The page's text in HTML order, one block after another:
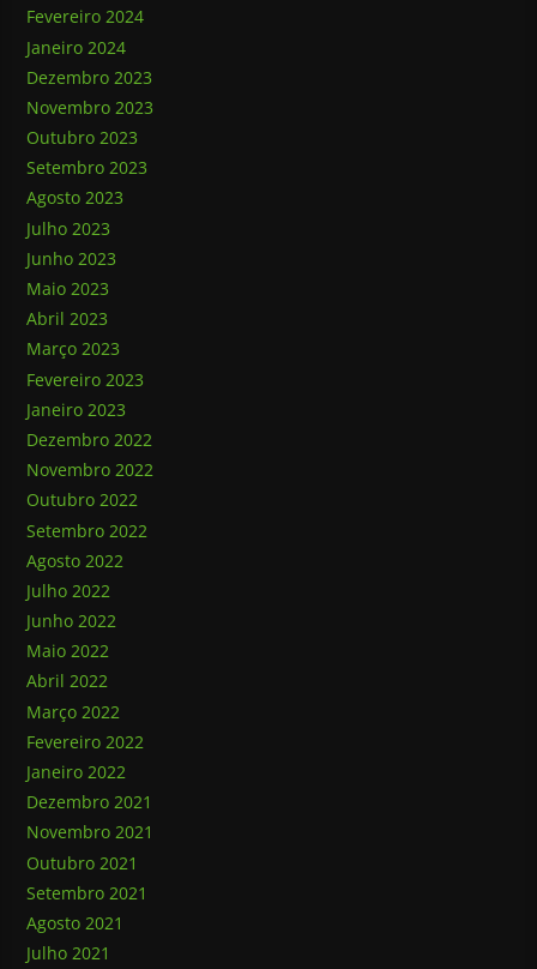
Fevereiro 2024
Janeiro 2024
Dezembro 2023
Novembro 2023
Outubro 2023
Setembro 2023
Agosto 2023
Julho 2023
Junho 2023
Maio 2023
Abril 2023
Março 2023
Fevereiro 2023
Janeiro 2023
Dezembro 2022
Novembro 2022
Outubro 2022
Setembro 2022
Agosto 2022
Julho 2022
Junho 2022
Maio 2022
Abril 2022
Março 2022
Fevereiro 2022
Janeiro 2022
Dezembro 2021
Novembro 2021
Outubro 2021
Setembro 2021
Agosto 2021
Julho 2021